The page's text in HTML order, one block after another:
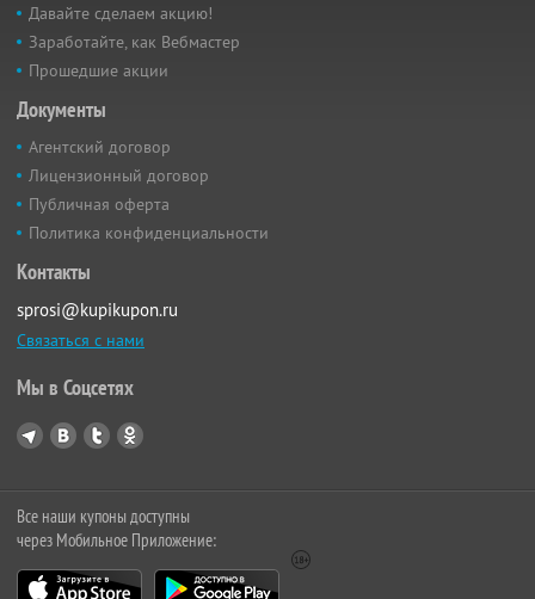
Давайте сделаем акцию!
Заработайте, как Вебмастер
Прошедшие акции
Документы
Агентский договор
Лицензионный договор
Публичная оферта
Политика конфиденциальности
Контакты
sprosi@kupikupon.ru
Связаться с нами
Мы в Соцсетях
Все наши купоны доступны
через Мобильное Приложение: